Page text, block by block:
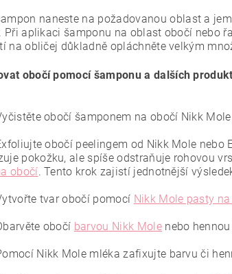
naneste na požadovanou oblast a
Při aplikaci šamponu na oblast obočí nebo
na obličej důkladně opláchněte velkým
obočí pomocí šamponu a dalších
obočí šamponem na obočí Nikk
obočí peelingem od Nikk Mole nebo
pokožku, ale spíše odstraňuje rohovou
obočí. Tento krok zajistí jednotnější
tvar obočí pomocí Nikk Mole pasty
obočí barvou Nikk Molenebo hennou
Nikk Mole mléka zafixujte barvu či